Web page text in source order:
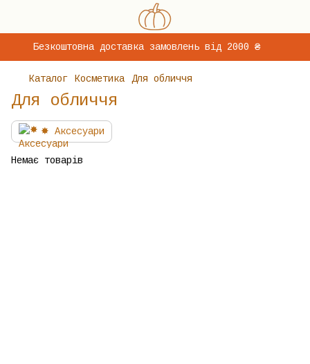
Безкоштовна доставка замовлень від 2000 ₴
Каталог Косметика Для обличчя
Для обличчя
✸ Аксесуари
Немає товарів